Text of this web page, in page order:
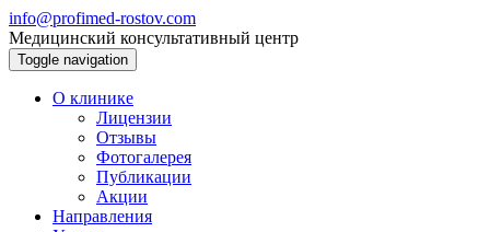
info@profimed-rostov.com
Медицинский консультативный центр
Toggle navigation
О клинике
Лицензии
Отзывы
Фотогалерея
Публикации
Акции
Направления